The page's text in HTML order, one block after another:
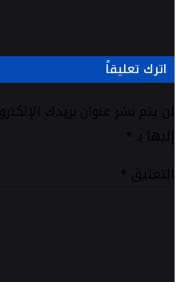
اترك تعليقاً
لن يتم نشر عنوان بريدك
إليها بـ *
التعليق *